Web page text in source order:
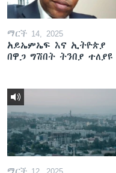
ማርች 14, 2025
አይኤምኤፍ እና ኢትዮጵያ
በዋጋ ግሽበት ትንበያ ተለያዩ
ማርች 12, 2025